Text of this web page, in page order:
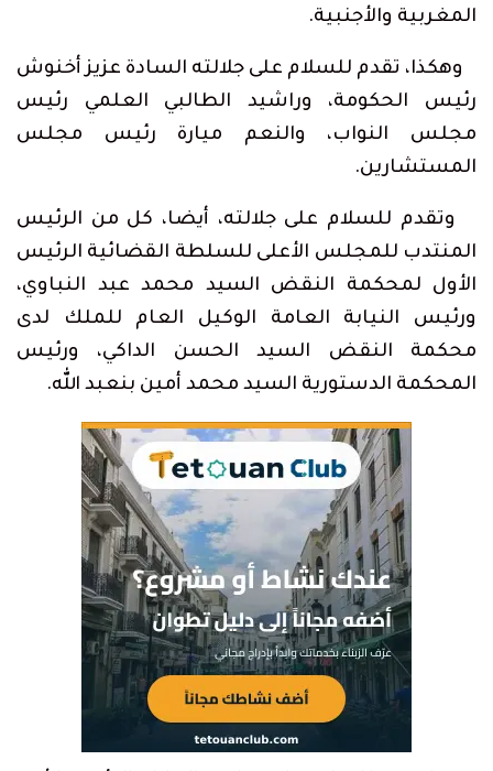
المغربية والأجنبية.
وهكذا، تقدم للسلام على جلالته السادة عزيز أخنوش
رئيس الحكومة، وراشيد الطالبي العلمي رئيس
مجلس النواب، والنعم ميارة رئيس مجلس
المستشارين.
وتقدم للسلام على جلالته، أيضا، كل من الرئيس
المنتدب للمجلس الأعلى للسلطة القضائية الرئيس
الأول لمحكمة النقض السيد محمد عبد النباوي،
ورئيس النيابة العامة الوكيل العام للملك لدى
محكمة النقض السيد الحسن الداكي، ورئيس
المحكمة الدستورية السيد محمد أمين بنعبد الله.